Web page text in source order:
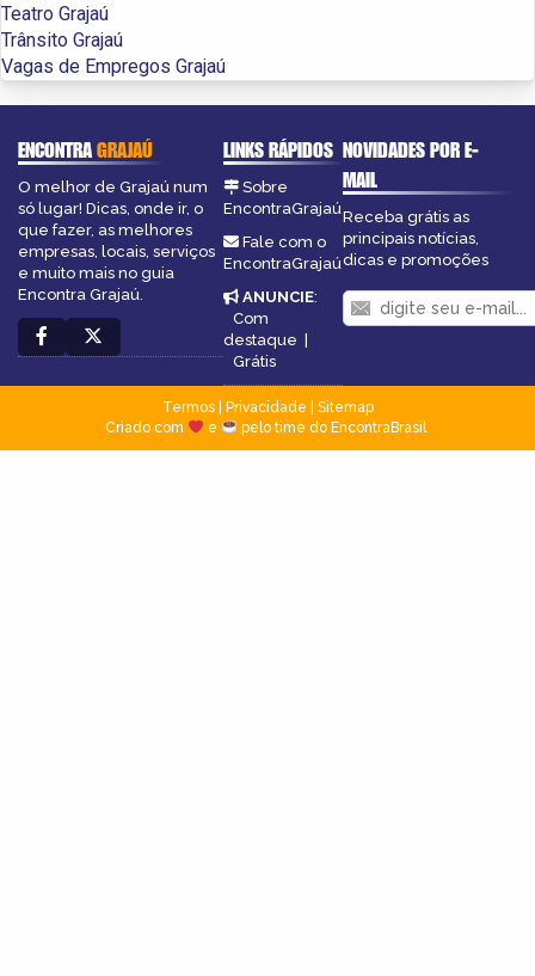
Teatro Grajaú
Trânsito Grajaú
Vagas de Empregos Grajaú
ENCONTRAGRAJAÚ
O melhor de Grajaú num
só lugar! Dicas, onde ir, o
que fazer, as melhores
empresas, locais, serviços
e muito mais no guia
Encontra Grajaú.
LINKS RÁPIDOS
Sobre
EncontraGrajaú
Fale com o
EncontraGrajaú
ANUNCIE:
Com
destaque |
Grátis
NOVIDADES POR E-
MAIL
Receba grátis as
principais notícias,
dicas e promoções
Termos| Privacidade
Sitemap
Criado com
e pelo time do EncontraBrasil